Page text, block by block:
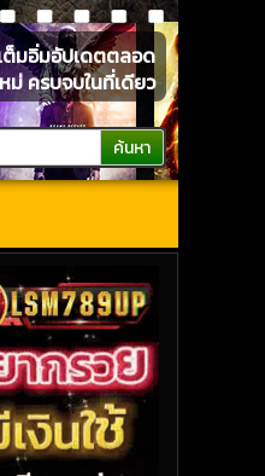
ต็มอิ่มอัปเดตตลอด
ม่ ครบจบในที่เดียว
ค้นหา